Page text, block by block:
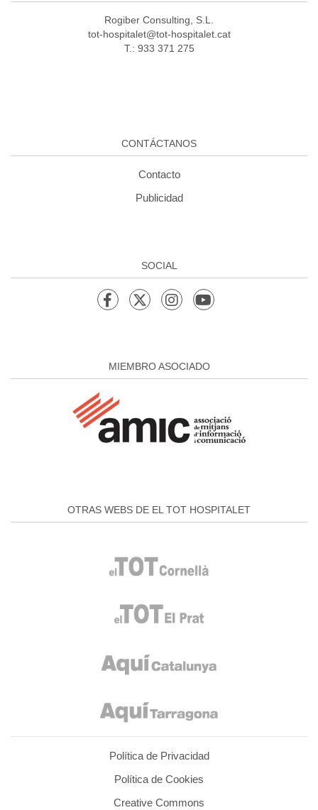
Rogiber Consulting, S.L.
tot-hospitalet@tot-hospitalet.cat
T.: 933 371 275
CONTÁCTANOS
Contacto
Publicidad
SOCIAL
MIEMBRO ASOCIADO
OTRAS WEBS DE EL TOT HOSPITALET
Política de Privacidad
Política de Cookies
Creative Commons